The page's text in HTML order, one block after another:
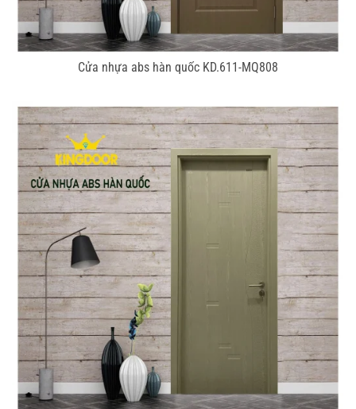
Cửa nhựa abs hàn quốc KD.611-MQ808